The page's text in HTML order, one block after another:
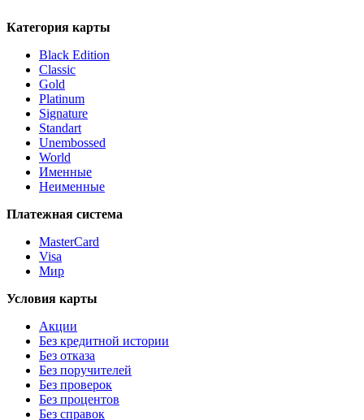
Категория карты
Black Edition
Classic
Gold
Platinum
Signature
Standart
Unembossed
World
Именные
Неименные
Платежная система
MasterCard
Visa
Мир
Условия карты
Акции
Без кредитной истории
Без отказа
Без поручителей
Без проверок
Без процентов
Без справок